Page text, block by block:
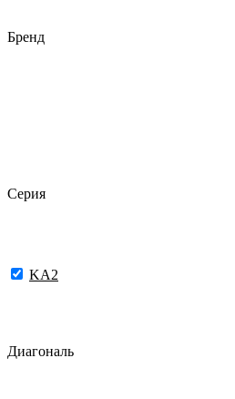
Бренд
Серия
KA2
Диагональ